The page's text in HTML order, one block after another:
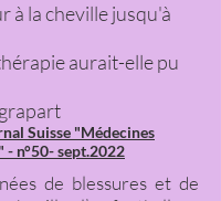
à la cheville jusqu'à
aurait-elle pu
Suisse "Médecines
n°50- sept.2022
de blessures et de